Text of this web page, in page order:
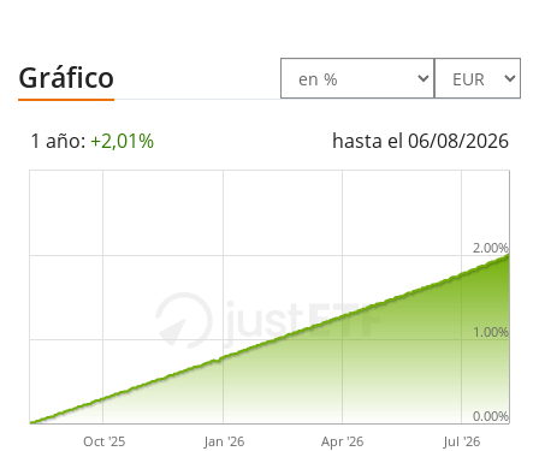
22.253m Euro de activos
gestionados
lanzó el 25 de mayo de 2007
Gráfico
1 año: +2,01% hasta el 06/08/2026
Oct '25 Jan '26 Apr '26 Jul '26
0.00%
1.00%
2.00%